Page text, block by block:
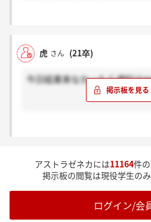
虎 さん (21卒)
今日結果来なかったら通知は
アストラゼネカには11164件
掲示板の閲覧は現役学生の
ログイン/会